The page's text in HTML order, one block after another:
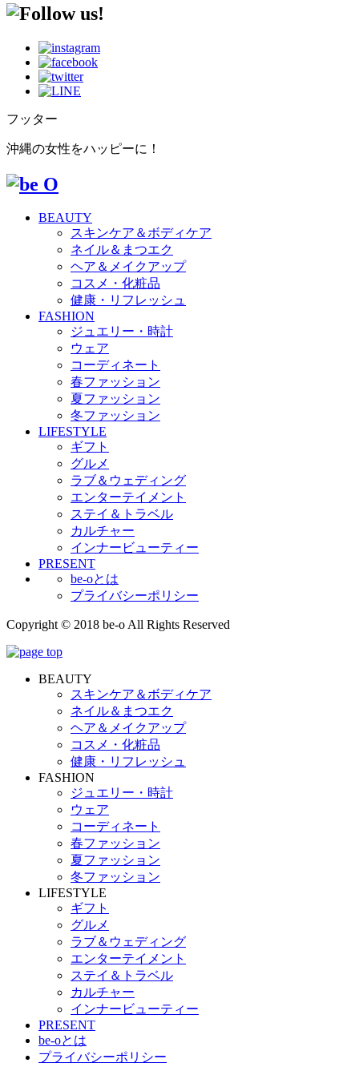
フッター
沖縄の女性をハッピーに！
BEAUTY
スキンケア＆ボディケア
ネイル＆まつエク
ヘア＆メイクアップ
コスメ・化粧品
健康・リフレッシュ
FASHION
ジュエリー・時計
ウェア
コーディネート
春ファッション
夏ファッション
冬ファッション
LIFESTYLE
ギフト
グルメ
ラブ＆ウェディング
エンターテイメント
ステイ＆トラベル
カルチャー
インナービューティー
PRESENT
be-oとは
プライバシーポリシー
Copyright © 2018 be-o All Rights Reserved
BEAUTY
スキンケア＆ボディケア
ネイル＆まつエク
ヘア＆メイクアップ
コスメ・化粧品
健康・リフレッシュ
FASHION
ジュエリー・時計
ウェア
コーディネート
春ファッション
夏ファッション
冬ファッション
LIFESTYLE
ギフト
グルメ
ラブ＆ウェディング
エンターテイメント
ステイ＆トラベル
カルチャー
インナービューティー
PRESENT
be-oとは
プライバシーポリシー